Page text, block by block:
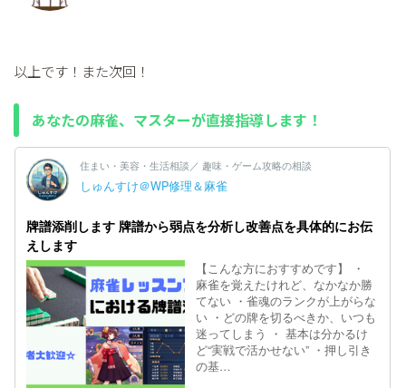
以上です！また次回！
あなたの麻雀、マスターが直接指導します！